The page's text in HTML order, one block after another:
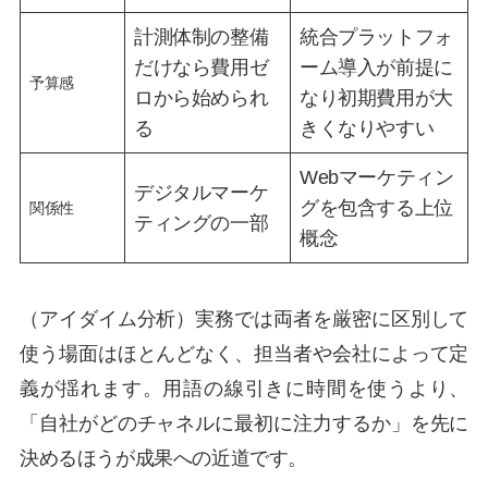
予算感
計測体制の整備
だけなら費用ゼ
ロから始められ
る
統合プラットフォ
ーム導入が前提に
なり初期費用が大
きくなりやすい
関係性
デジタルマーケ
ティングの一部
Webマーケティン
グを包含する上位
概念
（アイダイム分析）実務では両者を厳密に区別して
使う場面はほとんどなく、担当者や会社によって定
義が揺れます。用語の線引きに時間を使うより、
「自社がどのチャネルに最初に注力するか」を先に
決めるほうが成果への近道です。